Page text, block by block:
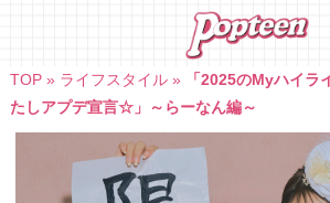
TOP» ライフスタイル»
「2025のMyハイラ
たしアプデ宣言☆」～らーなん編～